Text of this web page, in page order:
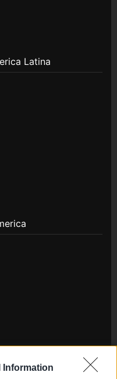
Information
Latina